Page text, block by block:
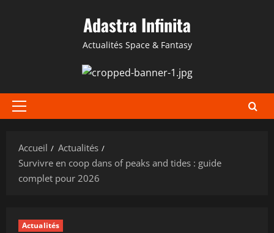
Adastra Infinita
Actualités Space & Fantasy
Menu
Accueil
Actualités
Survivre en coop dans of peaks and tides : guide
complet pour 2026
Actualités